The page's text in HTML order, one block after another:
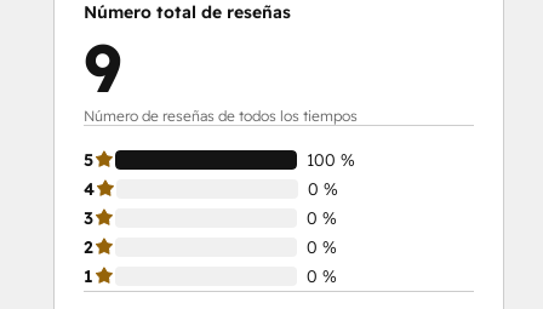
Número total de reseñas
9
Número de reseñas de todos los tiempos
5
100 %
4
0 %
3
0 %
2
0 %
1
0 %